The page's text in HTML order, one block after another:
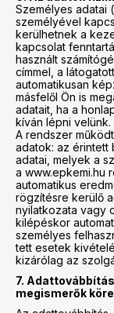
Személyes adatai
személyével
kerülhetnek a
kapcsolat
használt
címmel, a
automatikusan
másfelől Ön is
adatait, ha a
kíván lépni velünk.
A rendszer
adatok: az érintett
adatai, melyek a
a www.epkemi.hu
automatikus
rögzítésre kerülő
nyilatkozata vagy
kilépéskor
személyes
tett esetek
kizárólag az
7.
megismerők köre